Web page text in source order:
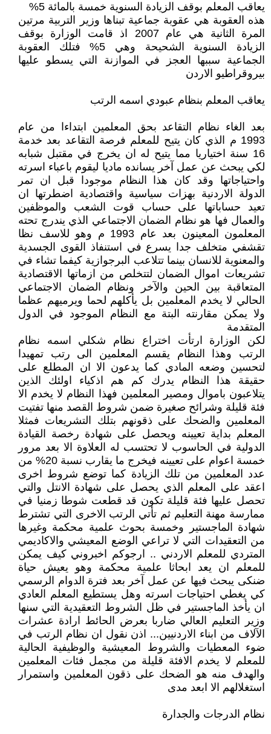
يعاقب المعلم بوقف الزيادة السنوية خمسة بالمائة 5%
هذه العقوبة هي عقوبة جماعية تبناها وزير التربية مرتين
المرة الثانية هي عام 2007 اذ قامت الوزارة بوقف
الزيادة السنوية الشحيحة وهي 5% فتلك العقوبة
الجماعية سببها العجز في الموازنة التي يسطو عليها
بيروقراطيو الاردن
يعاقب المعلم بنظام عبودي اسمه الرتب
بعد الغاء نظام التقاعد بحق المعلمين ابتداءا من عام
1993 م الذي كان يتيح للمعلم فرصة التقاعد بعد خدمة
16 سنة اختياريا مما يتيح له ان يخرج في مقتبل شبابه
لكي يبحث عن عمل آخر يسانده ماديا ليقوم باعباء اسرته
واحتياجاتها وقد كان هذا النظام موجودا قبل ان تمر
الدولة الاردنية بهزات سياسية واقتصادية اضطرتها ان
تعيد حساباتها على حساب قوت الشعب والموظفين
والعمال فها هو نظام الضمان الاجتماعي الذي يندرج تحته
المعلمون المعينون بعد عام 1993 م وهو للاسف نظا
تقشفي متخلف جدا يسرع في استنفاذ القوى الجسدية
والمعنوية للانسان بينما تتلاعب البرجوازية كيفما تشاء في
تشريعات اموال الضمان لتتخلص من ازماتها الاقتصادية
المتعاقبة بين الحين والآخر ونظام الضمان الاجتماعي
الحالي لا يخدم المعلمين بل يأكلهم لحما ويرميهم عظما
ولا يمكن مقارنته البتة مع النظام الموجود في الدول
المتقدمة
لكن الوزارة ارتأت اختراع نظام شكلي اسمه نظام
الرتب وهذا النظام يقسم المعلمين الى رتب تمهيدا
لتحسين وضعه المادي كما يدعون الا ان المطلع على
حقيقة هذا النظام يدرك كم هم اذكياء اولئك الذين
يتلاعبون باموال ومصير المعلمين فهذا النظام لا يخدم الا
فئة قليلة وشرائح صغيرة ضمن شروط القصد منها تفتيت
المعلمين والضحك على ذقونهم بتلك التشريعات فمثلا
المعلم بداية تعيينه ويحصل على شهادة رخصة القيادة
الدولية في الحاسوب لا تحتسب له العلاوة الا بعد مرور
خمسة اعوام على تعيينه فيخرج ما يقارب نسبة 20% من
عدد المعلمين من تلك الزيادة كما توضع شروط اخرى
اعقد على المعلم الذي يحصل على شهادة الانتل والتي
تحصل عليها فئة قليلة تكون قد قطعت شوطا زمنيا في
ممارسة مهنة التعليم ثم تأتي الرتب الاخرى التي تشترط
شهادة الماجستير وخمسة بحوث علمية محكمة وغيرها
من التعقيدات التي لا تراعي الوضع المعيشي والاكاديمي
المتردي للمعلم الاردني .. ارجوكم اخبروني كيف يمكن
للمعلم ان يعد ابحاثا علمية محكمة وهو يعيش حياة
ضنكى يبحث فيها عن عمل آخر بعد فترة الدوام الرسمي
كي يغطي احتياجات اسرته وهل يستطيع المعلم العادي
ان يأخذ الماجستير في ظل الشروط التعقيدية التي سنها
وزير التعليم العالي ضاربا بعرض الحائط ارادة عشرات
الآلاف من ابناء الاردنيين... اذن نقول ان نظام الرتب في
ضوء المعطيات والشروط المعيشية والوظيفية الحالية
للمعلم لا يخدم الافئة قليلة من مجمل فئات المعلمين
والهدف منه هو الضحك على ذقون المعلمين واستمرار
استغلالهم الا ابعد مدى
نظام الدرجات والجدارة